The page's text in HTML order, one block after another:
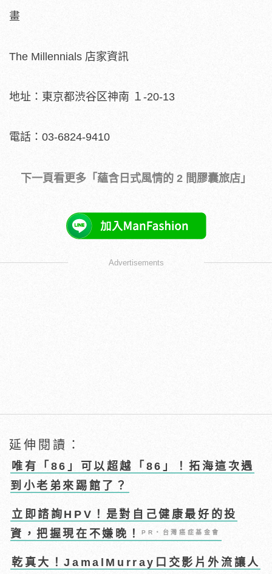
畫
The Millennials 店家資訊
地址：東京都渋谷区神南 １-20-13
電話：03-6824-9410
下一頁看更多「蘊含日式風情的 2 間膠囊旅店」
Advertisements
延伸閱讀：
唯有「86」可以超越「86」！拓海這次遇
到小老弟來踢館了？
立即諮詢HPV！是對自己健康最好的投
資，把握現在不嫌晚！PR・台灣癌症基金會
乾真大！JamalMurray口交影片外流讓人